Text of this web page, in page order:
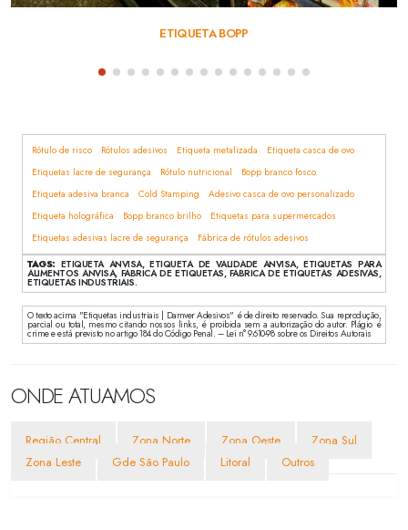
ETIQUETA BOPP
Rótulo de risco Rótulos adesivos Etiqueta metalizada
Etiqueta casca de ovo
Etiquetas lacre de segurança
Rótulo nutricional
Bopp branco fosco
Etiqueta adesiva branca
Cold Stamping
Adesivo casca de ovo personalizado
Etiqueta holográfica
Bopp branco brilho
Etiquetas para supermercados
Etiquetas adesivas lacre de segurança
Fábrica de rótulos adesivos
TAGS: ETIQUETA ANVISA, ETIQUETA DE VALIDADE ANVISA, ETIQUETAS PARA
ALIMENTOS ANVISA, FABRICA DE ETIQUETAS, FABRICA DE ETIQUETAS ADESIVAS,
ETIQUETAS INDUSTRIAIS.
O texto acima "Etiquetas industriais | Damver Adesivos" é de direito reservado. Sua reprodução,
parcial ou total, mesmo citando nossos links, é proibida sem a autorização do autor. Plágio é
crime e está previsto no artigo 184 do Código Penal. – Lei n° 9.610-98 sobre os Direitos Autorais
ONDE ATUAMOS
Região Central Zona Norte Zona Oeste
Zona Sul
Zona Leste
Gde São Paulo Litoral Outros